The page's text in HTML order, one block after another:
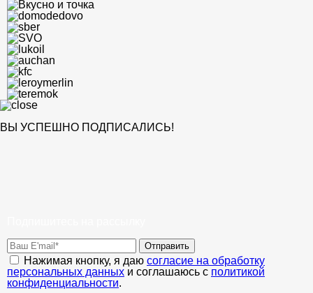
ВЫ УСПЕШНО ПОДПИСАЛИСЬ!
Отправить
Нажимая кнопку, я даю согласие на обработку
персональных данных и соглашаюсь с политикой
конфиденциальности.